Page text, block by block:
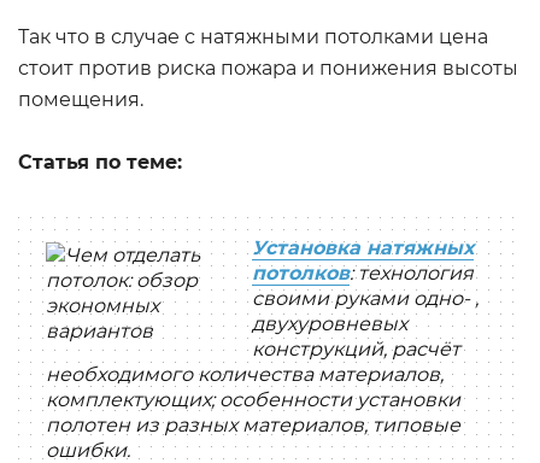
Так что в случае с натяжными потолками цена
стоит против риска пожара и понижения высоты
помещения.
Статья по теме:
Установка натяжных
потолков: технология
своими руками одно- ,
двухуровневых
конструкций, расчёт
необходимого количества материалов,
комплектующих; особенности установки
полотен из разных материалов, типовые
ошибки.